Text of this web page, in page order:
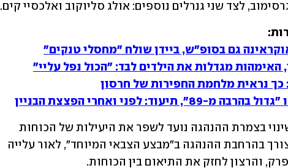
לצד שני גנרלים נוספים: אולג סליוקוב ואלכסיי קים.
גם בסופ"ש, ביידן שולח "מחסלי טנקים"
האימהות מגדלות את הילדים לבד: "הכול נפל עליי"
כך נראית מלחמת החפירות של חרסון
לפני ואחרי הפצצת הבניין
והרצון לחזק את התיאום בין הכוחות.